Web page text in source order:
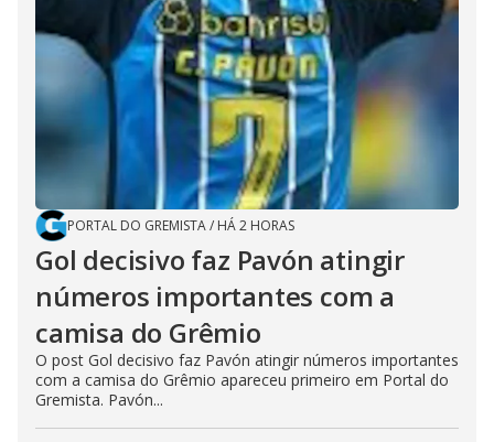
PORTAL DO GREMISTA/ HÁ 2 HORAS
Gol decisivo faz Pavón atingir
números importantes com a
camisa do Grêmio
O post Gol decisivo faz Pavón atingir números importantes
com a camisa do Grêmio apareceu primeiro em Portal do
Gremista. Pavón...